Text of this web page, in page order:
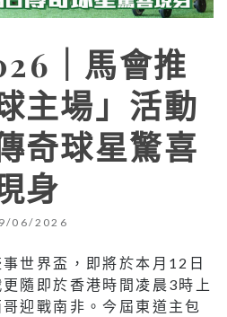
｜馬會推
主場」活動
奇球星驚喜
身
06/2026
世界盃，即將於本月12日
隨即於香港時間凌晨3時上
迎戰南非。今屆東道主包